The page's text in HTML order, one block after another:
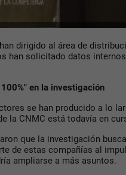
dirigido al área de
han solicitado datos
en la investigación
se han producido a lo
la CNMC está todavía en
que la investigación
de estas compañías al
ampliarse a más asuntos.